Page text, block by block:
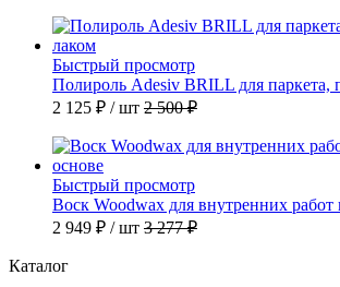
Быстрый просмотр
Полироль Adesiv BRILL для паркета,
2 125 ₽ / шт 2 500 ₽
Быстрый просмотр
Воск Woodwax для внутренних работ
2 949 ₽ / шт 3 277 ₽
Каталог